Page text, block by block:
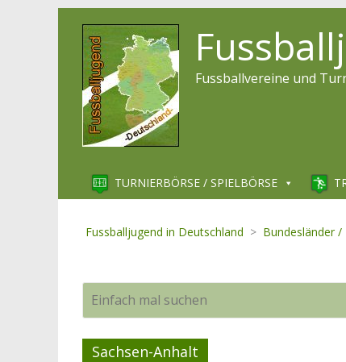
Fussballvereine und
TURNIERBÖRSE / SPIELBÖRSE
Fussballjugend in Deutschland > Bundesländer /
Sachsen-Anhalt
5